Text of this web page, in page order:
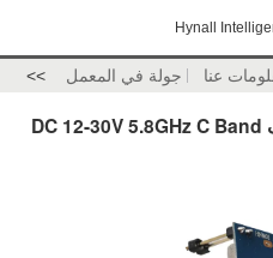
Hynall
عنا جولة في المعمل >>
وحدة استشعار حركة الميكروويف DC 12-30V 5.8GHz C Band